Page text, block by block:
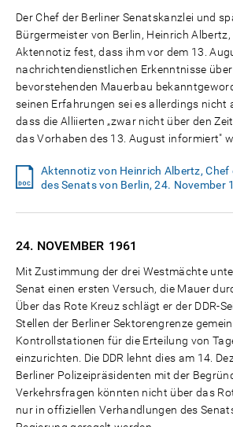
Der Chef der Berliner Senatskanzlei und
Bürgermeister von Berlin, Heinrich
Aktennotiz fest, dass ihm vor dem 13.
nachrichtendienstlichen Erkenntnisse über
bevorstehenden Mauerbau
seinen Erfahrungen sei es allerdings nicht
dass die Alliierten „zwar nicht über den
das Vorhaben des 13. August informiert"
Aktennotiz von Heinrich Albertz, Chef
des Senats von Berlin, 24. November
24. NOVEMBER 1961
Mit Zustimmung der drei Westmächte
Senat einen ersten Versuch, die Mauer
Über das Rote Kreuz schlägt er der DDR-
Stellen der Berliner Sektorengrenze
Kontrollstationen für die Erteilung von
einzurichten. Die DDR lehnt dies am 14.
Berliner Polizeipräsidenten mit der
Verkehrsfragen könnten nicht über das
nur in offiziellen Verhandlungen des